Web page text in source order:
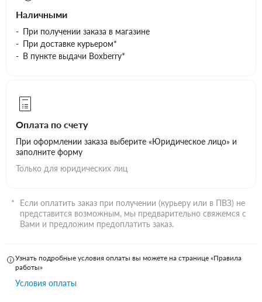
Наличными
При получении заказа в магазине
При доставке курьером*
В пункте выдачи Boxberry*
Оплата по счету
При оформлении заказа выберите «Юридическое лицо» и
заполните форму
Только для юридических лиц
Если оплатить заказ при получении (курьеру или в ПВЗ) не
представится возможным, мы предварительно свяжемся с
Вами и предложим предоплатить заказ.
Узнать подробные условия оплаты вы можете на странице «Правила
работы»
Условия оплаты